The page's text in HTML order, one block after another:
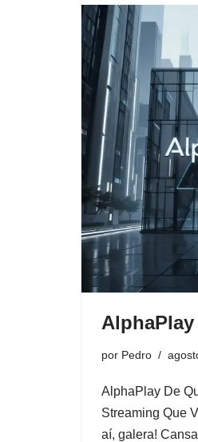
por Pedro
AlphaPlay De
Streaming Que
aí, galera!